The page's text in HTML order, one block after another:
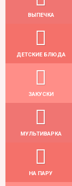
ВЫПЕЧКА
ДЕТСКИЕ БЛЮДА
ЗАКУСКИ
МУЛЬТИВАРКА
НА ПАРУ